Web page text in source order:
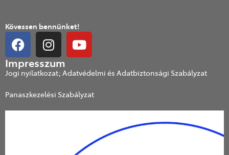
Kövessen bennünket!
Impresszum
Jogi nyilatkozat; Adatvédelmi és Adatbiztonsági Szabályzat
Panaszkezelési Szabályzat